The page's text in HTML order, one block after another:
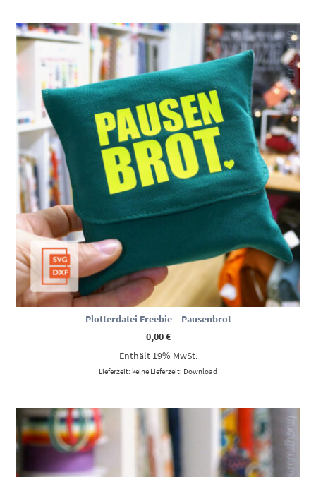
Plotterdatei Freebie – Pausenbrot
0,00€
Enthält 19% MwSt.
Lieferzeit: keine Lieferzeit: Download